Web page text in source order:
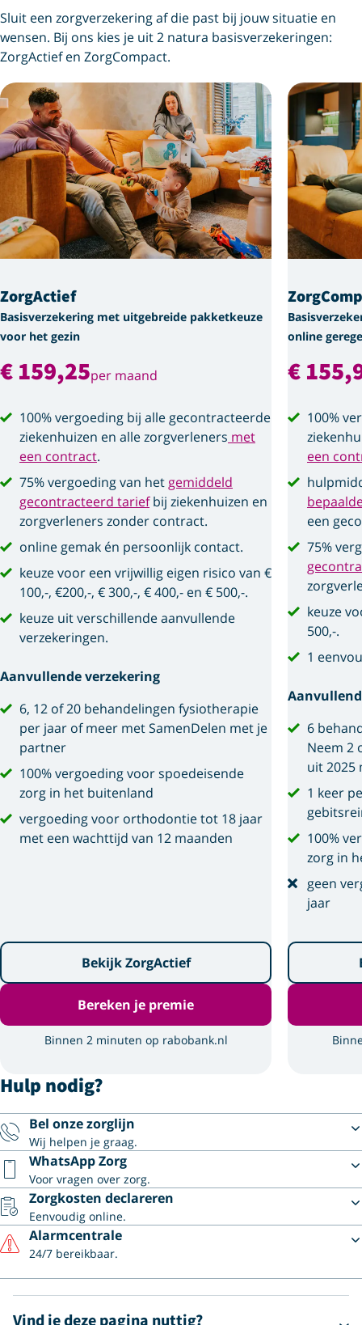
Sluit een zorgverzekering af die past bij jouw situatie en
wensen. Bij ons kies je uit 2 natura basisverzekeringen:
ZorgActief en ZorgCompact.
ZorgActief
Basisverzekering met uitgebreide pakketkeuze
voor het gezin
€ 159,25per maand
100% vergoeding bij alle gecontracteerde
ziekenhuizen en alle zorgverleners met
een contract.
75% vergoeding van het gemiddeld
gecontracteerd tariefbij ziekenhuizen en
zorgverleners zonder contract.
online gemak én persoonlijk contact.
keuze voor een vrijwillig eigen risico van €
100,-, €200,-, € 300,-, € 400,- en € 500,-.
keuze uit verschillende aanvullende
verzekeringen.
Aanvullende verzekering
6, 12 of 20 behandelingen fysiotherapie
per jaar of meer met SamenDelen met je
partner
100% vergoeding voor spoedeisende
zorg in het buitenland
vergoeding voor orthodontie tot 18 jaar
met een wachttijd van 12 maanden
Bekijk ZorgActief
Bereken je premie
Binnen 2 minuten op rabobank.nl
online
€
100%
een
een
75%
keuze
500,-.
1
6
Neem 2
uit 2025
1 keer
100%
zorg in
geen
jaar
Hulp nodig?
Bel onze zorglijn
Wij helpen je graag.
WhatsApp Zorg
Voor vragen over zorg.
Zorgkosten declareren
Eenvoudig online.
Alarmcentrale
24/7 bereikbaar.
Vind je deze pagina nuttig?